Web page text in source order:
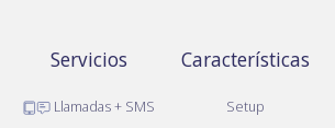
Servicios
Llamadas + SMS
Características
Setup